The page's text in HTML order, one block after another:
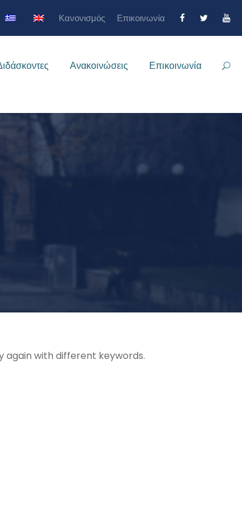
Κανονισμός Επικοινωνία
Ανακοινώσεις Επικοινωνία
with different keywords.